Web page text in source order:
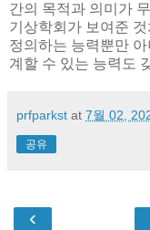
간의 목적과 의미가
기상학회가 보여준
정의하는 능력뿐만
계할 수 있는 능력도
prfparkst at 7월 02,
공유
‹